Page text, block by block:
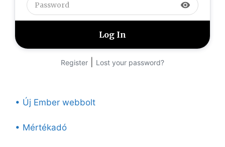
visibility
Register Lost your password?
• Új Ember webbolt
• Mértékadó